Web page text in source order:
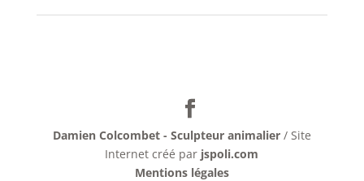
Damien Colcombet - Sculpteur animalier / Site
Internet créé par jspoli.com
Mentions légales